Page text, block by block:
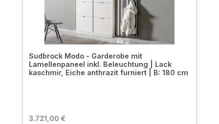
Sudbrock Modo - Garderobe mit
Lamellenpaneel inkl. Beleuchtung | Lack
kaschmir, Eiche anthrazit furniert | B: 180 cm
3.721,00 €